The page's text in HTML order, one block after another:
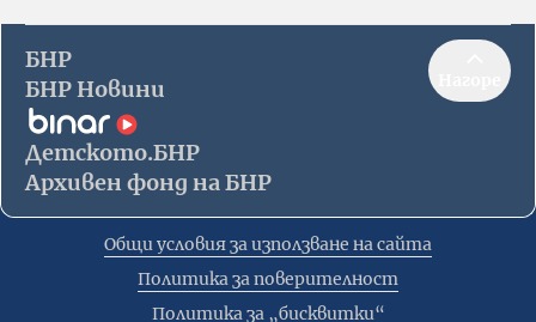
БНР
БНР Новини
Детското.БНР
Архивен фонд на БНР
Общи условия за използване на сайта
Политика за поверителност
Политика за „бисквитки“